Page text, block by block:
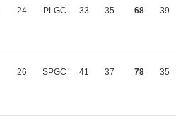
24 PLGC 33 35 68 39
26 SPGC 41 37 78 35